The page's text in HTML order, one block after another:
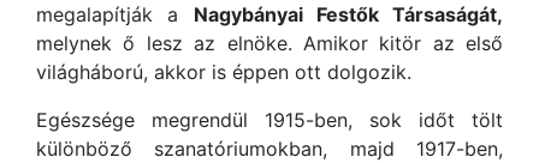
megalapítják a Nagybányai Festők Társaságát,
melynek ő lesz az elnöke. Amikor kitör az első
világháború, akkor is éppen ott dolgozik.
Egészsége megrendül 1915-ben, sok időt tölt
különböző szanatóriumokban, majd 1917-ben,